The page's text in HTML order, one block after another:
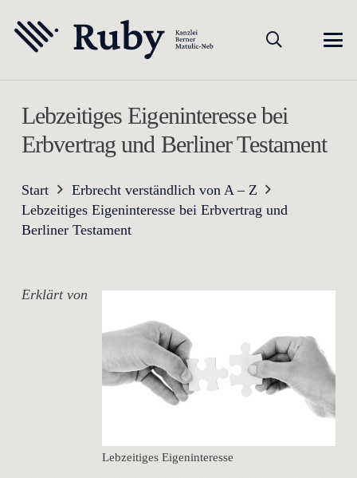
Lebzeitiges Eigeninteresse bei
Erbvertrag und Berliner Testament
Start
Erbrecht verständlich von A – Z
Lebzeitiges Eigeninteresse bei Erbvertrag und
Berliner Testament
Lebzeitiges Eigeninteresse
Erklärt von